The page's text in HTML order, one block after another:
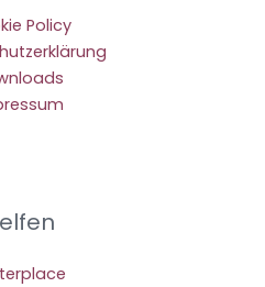
Policy